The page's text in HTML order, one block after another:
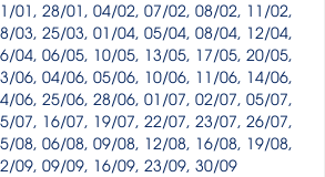
01, 28/01, 04/02, 07/02, 08/02, 11/02,
03, 25/03, 01/04, 05/04, 08/04, 12/04,
04, 06/05, 10/05, 13/05, 17/05, 20/05,
06, 04/06, 05/06, 10/06, 11/06, 14/06,
06, 25/06, 28/06, 01/07, 02/07, 05/07,
07, 16/07, 19/07, 22/07, 23/07, 26/07,
08, 06/08, 09/08, 12/08, 16/08, 19/08,
09, 09/09, 16/09, 23/09, 30/09